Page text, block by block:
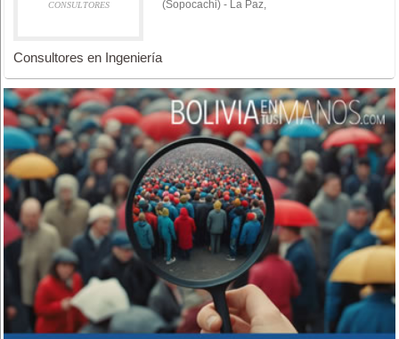
CONSULTORES
(Sopocachi) - La Paz,
Consultores en Ingeniería